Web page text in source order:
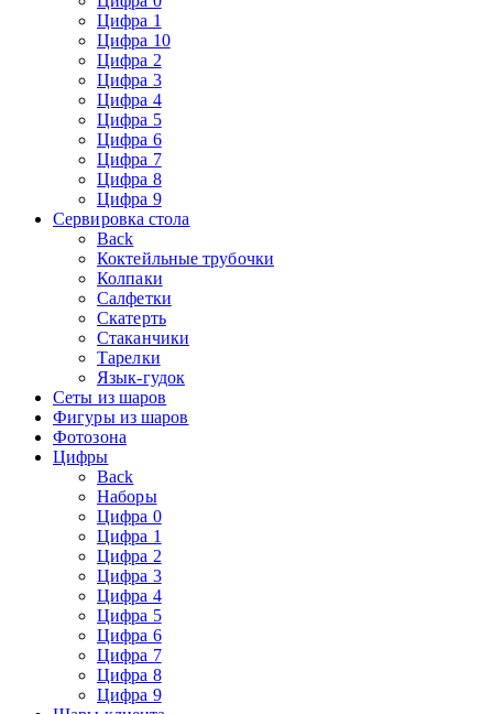
Цифра 1
Цифра 10
Цифра 2
Цифра 3
Цифра 4
Цифра 5
Цифра 6
Цифра 7
Цифра 8
Цифра 9
Сервировка стола
Back
Коктейльные трубочки
Колпаки
Салфетки
Скатерть
Стаканчики
Тарелки
Язык-гудок
Сеты из шаров
Фигуры из шаров
Фотозона
Цифры
Back
Наборы
Цифра 0
Цифра 1
Цифра 2
Цифра 3
Цифра 4
Цифра 5
Цифра 6
Цифра 7
Цифра 8
Цифра 9